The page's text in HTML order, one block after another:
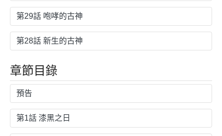
第29話 咆哮的古神
第28話 新生的古神
章節目錄
預告
第1話 漆黑之日